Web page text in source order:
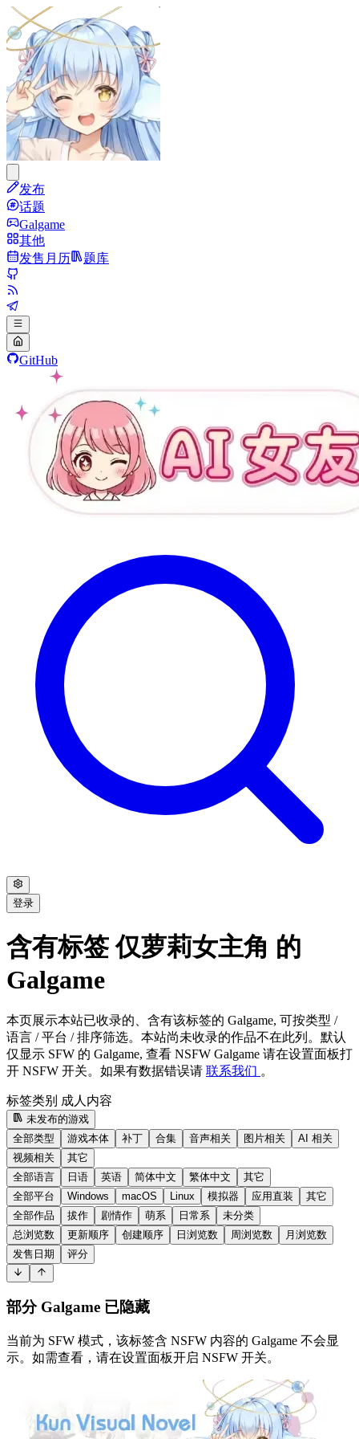
发布
话题
Galgame
其他
发售月历
题库
GitHub
登录
含有标签 仅萝莉女主角 的
Galgame
本页展示本站已收录的、含有该标签的 Galgame, 可按类型 /
语言 / 平台 / 排序筛选。本站尚未收录的作品不在此列。默认
仅显示 SFW 的 Galgame, 查看 NSFW Galgame 请在设置面板打
开 NSFW 开关。如果有数据错误请 联系我们 。
标签类别 成人内容
未发布的游戏
全部类型
游戏本体 补丁 合集 音声相关 图片相关
AI 相关
视频相关
其它
全部语言
日语 英语 简体中文 繁体中文
其它
全部平台
Windows macOS Linux 模拟器 应用直装
其它
全部作品
拔作 剧情作 萌系 日常系
未分类
总浏览数
更新顺序 创建顺序 日浏览数 周浏览数
月浏览数
发售日期
评分
部分 Galgame 已隐藏
当前为 SFW 模式，该标签含 NSFW 内容的 Galgame 不会显
示。如需查看，请在设置面板开启 NSFW 开关。